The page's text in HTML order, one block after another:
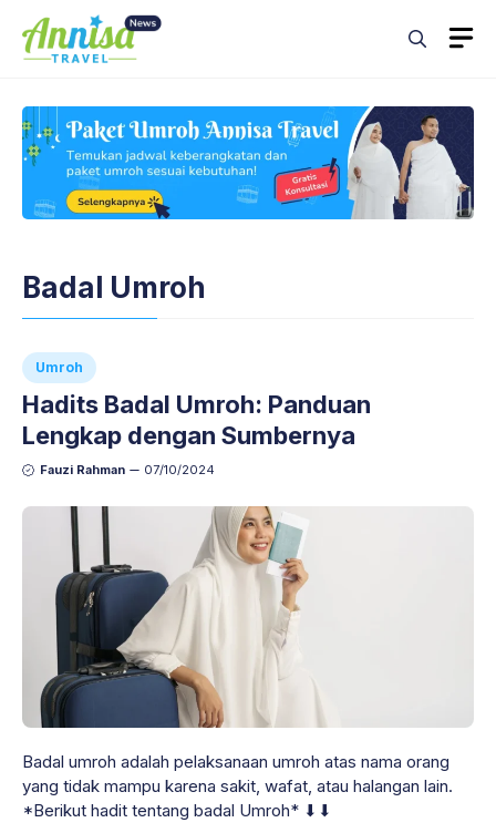
content
Badal Umroh
Umroh
Hadits Badal Umroh: Panduan
Lengkap dengan Sumbernya
Fauzi Rahman 07/10/2024
Badal umroh adalah pelaksanaan umroh atas nama orang
yang tidak mampu karena sakit, wafat, atau halangan lain.
*Berikut hadit tentang badal Umroh* ⬇⬇